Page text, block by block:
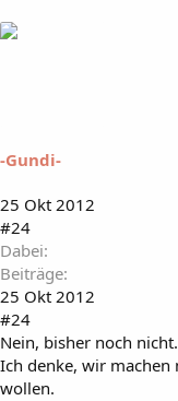
-Gundi-
25 Okt 2012
#24
Dabei
Beiträge
25 Okt 2012
#24
Nein, bisher noch nicht.
Ich denke, wir machen
wollen.